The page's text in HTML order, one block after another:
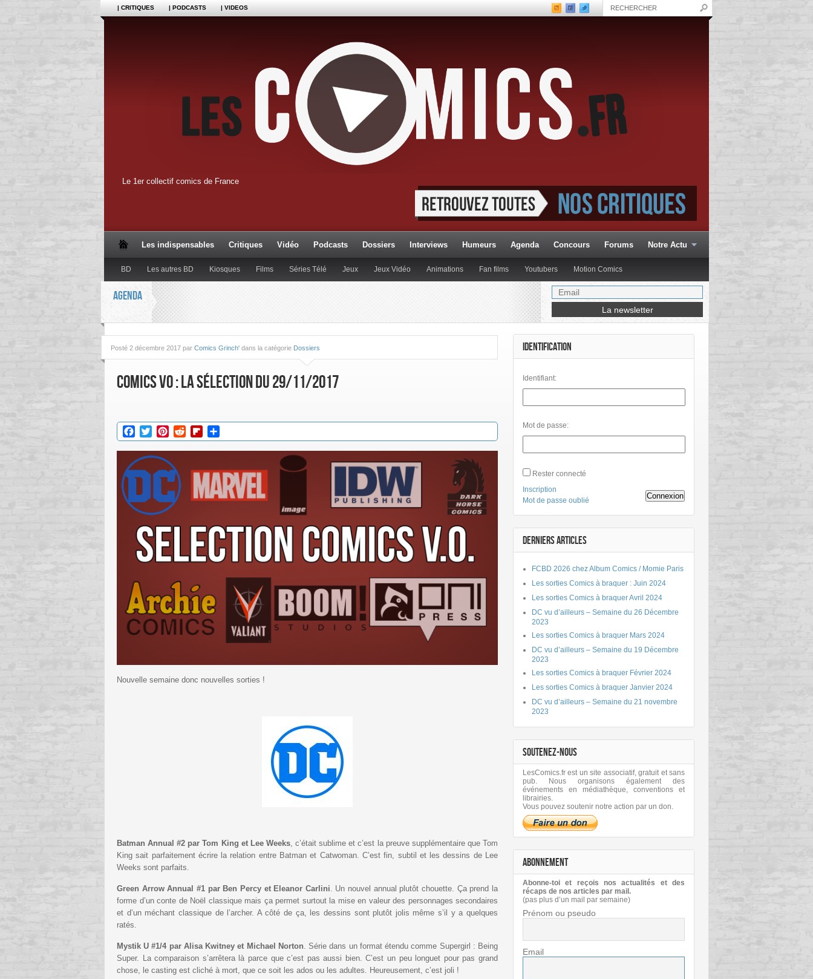
| CRITIQUES | PODCASTS | VIDEOS
Le 1er collectif comics de France
Les indispensables Critiques Vidéo Podcasts Dossiers Interviews Humeurs Agenda Concours Forums Notre Actu
BD Les autres BD Kiosques Films Séries Télé Jeux Jeux Vidéo Animations Fan films Youtubers Motion Comics
AGENDA
Posté 2 décembre 2017 par Comics Grinch' dans la catégorie Dossiers
Comics VO : La sélection du 29/11/2017
Facebook
TwitterPinterestRedditFlipboard
Nouvelle semaine donc nouvelles sorties !
Batman Annual #2 par Tom King et Lee Weeks, c’était sublime et c’est la preuve supplémentaire que Tom
King sait parfaitement écrire la relation entre Batman et Catwoman. C’est fin, subtil et les dessins de Lee
Weeks sont parfaits.
Green Arrow Annual #1 par Ben Percy et Eleanor Carlini. Un nouvel annual plutôt chouette. Ça prend la
forme d’un conte de Noël classique mais ça permet surtout la mise en valeur des personnages secondaires
et d’un méchant classique de l’archer. A côté de ça, les dessins sont plutôt jolis même s’il y a quelques
ratés.
Mystik U #1/4 par Alisa Kwitney et Michael Norton. Série dans un format étendu comme Supergirl : Being
Super. La comparaison s’arrêtera là parce que c’est pas aussi bien. C’est un peu longuet pour pas grand
chose, le casting est cliché à mort, que ce soit les ados ou les adultes. Heureusement, c’est joli !
IDENTIFICATION
Identifiant:
Mot de passe:
Rester connecté
Connexion
Inscription
Mot de passe oublié
DERNIERS ARTICLES
FCBD 2026 chez Album Comics / Momie Paris
Les sorties Comics à braquer : Juin 2024
Les sorties Comics à braquer Avril 2024
DC vu d’ailleurs – Semaine du 26 Décembre
2023
Les sorties Comics à braquer Mars 2024
DC vu d’ailleurs – Semaine du 19 Décembre
2023
Les sorties Comics à braquer Février 2024
Les sorties Comics à braquer Janvier 2024
DC vu d’ailleurs – Semaine du 21 novembre
2023
SOUTENEZ-NOUS
LesComics.fr est un site associatif, gratuit et sans
pub. Nous organisons également des
événements en médiathèque, conventions et
librairies.
Vous pouvez soutenir notre action par un don.
ABONNEMENT
Abonne-toi et reçois nos actualités et des
récaps de nos articles par mail.
(pas plus d’un mail par semaine)
Prénom ou pseudo
Email